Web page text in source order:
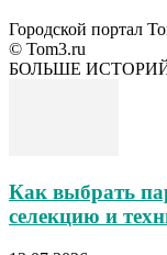
Городской портал
© Tom3.ru
БОЛЬШЕ
Как выбрать
селекцию и